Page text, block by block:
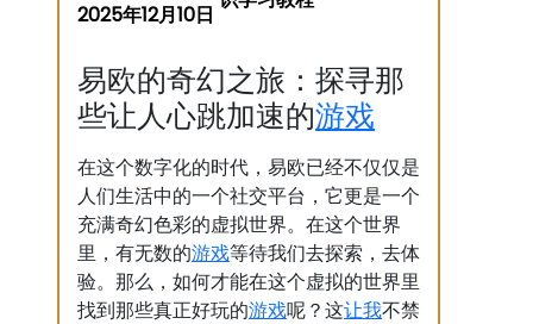
2025年12月10日
易欧的奇幻之旅：探寻那
些让人心跳加速的游戏
在这个数字化的时代，易欧已经不仅仅是
人们生活中的一个社交平台，它更是一个
充满奇幻色彩的虚拟世界。在这个世界
里，有无数的游戏等待我们去探索，去体
验。那么，如何才能在这个虚拟的世界里
找到那些真正好玩的游戏呢？这让我不禁